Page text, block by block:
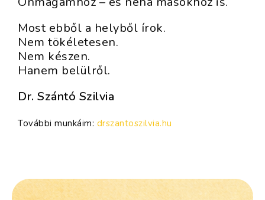
Most ebből a helyből írok.
Nem tökéletesen.
Nem készen.
Hanem belülről.
Dr. Szántó Szilvia
További munkáim: drszantoszilvia.hu